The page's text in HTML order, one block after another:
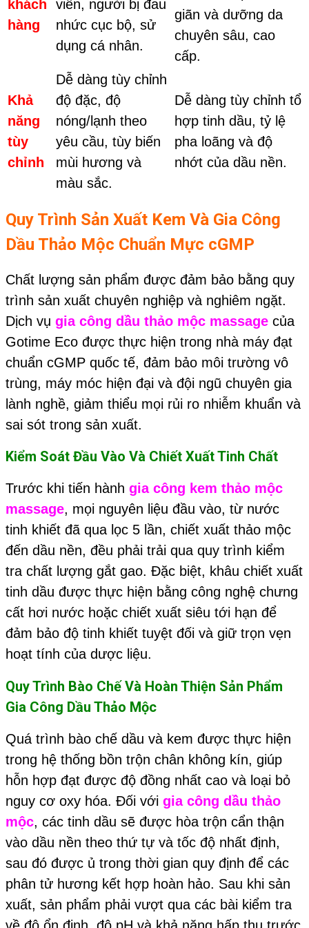
khách
hàng
viên, người bị đau
nhức cục bộ, sử
dụng cá nhân.
giãn và dưỡng da
chuyên sâu, cao
cấp.
Khả
năng
tùy
chỉnh
Dễ dàng tùy chỉnh
độ đặc, độ
nóng/lạnh theo
yêu cầu, tùy biến
mùi hương và
màu sắc.
Dễ dàng tùy chỉnh tổ
hợp tinh dầu, tỷ lệ
pha loãng và độ
nhớt của dầu nền.
Quy Trình Sản Xuất Kem Và Gia Công
Dầu Thảo Mộc Chuẩn Mực cGMP
Chất lượng sản phẩm được đảm bảo bằng quy
trình sản xuất chuyên nghiệp và nghiêm ngặt.
Dịch vụ gia công dầu thảo mộc massage của
Gotime Eco được thực hiện trong nhà máy đạt
chuẩn cGMP quốc tế, đảm bảo môi trường vô
trùng, máy móc hiện đại và đội ngũ chuyên gia
lành nghề, giảm thiểu mọi rủi ro nhiễm khuẩn và
sai sót trong sản xuất.
Kiểm Soát Đầu Vào Và Chiết Xuất Tinh Chất
Trước khi tiến hành gia công kem thảo mộc
massage, mọi nguyên liệu đầu vào, từ nước
tinh khiết đã qua lọc 5 lần, chiết xuất thảo mộc
đến dầu nền, đều phải trải qua quy trình kiểm
tra chất lượng gắt gao. Đặc biệt, khâu chiết xuất
tinh dầu được thực hiện bằng công nghệ chưng
cất hơi nước hoặc chiết xuất siêu tới hạn để
đảm bảo độ tinh khiết tuyệt đối và giữ trọn vẹn
hoạt tính của dược liệu.
Quy Trình Bào Chế Và Hoàn Thiện Sản Phẩm
Gia Công Dầu Thảo Mộc
Quá trình bào chế dầu và kem được thực hiện
trong hệ thống bồn trộn chân không kín, giúp
hỗn hợp đạt được độ đồng nhất cao và loại bỏ
nguy cơ oxy hóa. Đối với gia công dầu thảo
mộc, các tinh dầu sẽ được hòa trộn cẩn thận
vào dầu nền theo thứ tự và tốc độ nhất định,
sau đó được ủ trong thời gian quy định để các
phân tử hương kết hợp hoàn hảo. Sau khi sản
xuất, sản phẩm phải vượt qua các bài kiểm tra